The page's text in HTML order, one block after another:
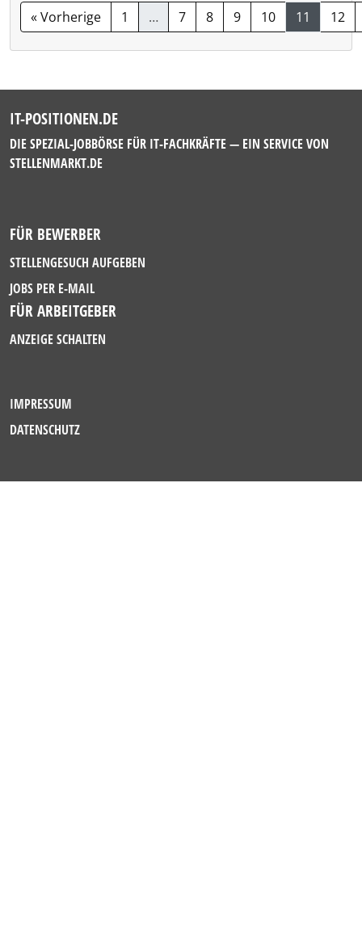
« Vorherige 1 … 7 8 9 10 11 12
IT-POSITIONEN.DE
DIE SPEZIAL-JOBBÖRSE FÜR IT-FACHKRÄFTE — EIN SERVICE VON
STELLENMARKT.DE
FÜR BEWERBER
STELLENGESUCH AUFGEBEN
JOBS PER E-MAIL
FÜR ARBEITGEBER
ANZEIGE SCHALTEN
IMPRESSUM
DATENSCHUTZ